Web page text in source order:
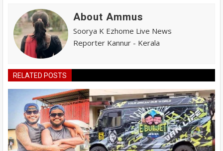
About Ammus
Soorya K Ezhome Live News
Reporter Kannur - Kerala
RELATED POSTS